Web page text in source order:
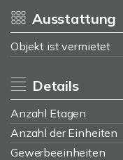
Ausstattung
Objekt ist vermietet
Details
Anzahl Etagen
Anzahl der Einheiten
Gewerbeeinheiten